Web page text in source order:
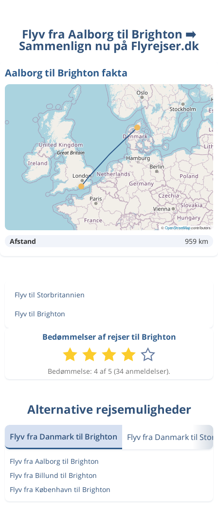
Flyv fra Aalborg til Brighton ➡️
Sammenlign nu på Flyrejser.dk
Aalborg til Brighton fakta
©OpenStreetMapcontributors
Afstand 959 km
Flyv til Storbritannien
Flyv til Brighton
Bedømmelser af rejser til Brighton
Bedømmelse: 4 af 5 (34 anmeldelser).
Alternative rejsemuligheder
Flyv fra Danmark til Brighton Flyv fra Danmark til
Flyv fra Aalborg til Brighton
Flyv fra Billund til Brighton
Flyv fra København til Brighton